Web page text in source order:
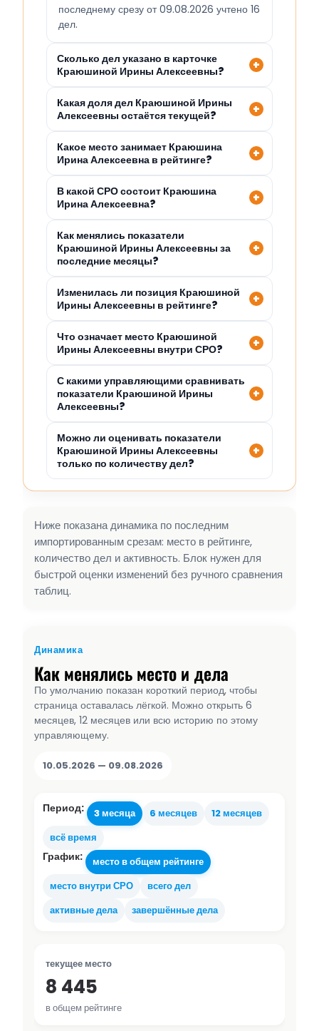
последнему срезу от 09.08.2026 учтено 16
дел.
Сколько дел указано в карточке
Краюшиной Ирины Алексеевны?
Какая доля дел Краюшиной Ирины
Алексеевны остаётся текущей?
Какое место занимает Краюшина
Ирина Алексеевна в рейтинге?
В какой СРО состоит Краюшина
Ирина Алексеевна?
Как менялись показатели
Краюшиной Ирины Алексеевны за
последние месяцы?
Изменилась ли позиция Краюшиной
Ирины Алексеевны в рейтинге?
Что означает место Краюшиной
Ирины Алексеевны внутри СРО?
С какими управляющими сравнивать
показатели Краюшиной Ирины
Алексеевны?
Можно ли оценивать показатели
Краюшиной Ирины Алексеевны
только по количеству дел?
Ниже показана динамика по последним
импортированным срезам: место в рейтинге,
количество дел и активность. Блок нужен для
быстрой оценки изменений без ручного сравнения
таблиц.
Динамика
Как менялись место и дела
По умолчанию показан короткий период, чтобы
страница оставалась лёгкой. Можно открыть 6
месяцев, 12 месяцев или всю историю по этому
управляющему.
10.05.2026 — 09.08.2026
Период: 3 месяца 6 месяцев
12 месяцев
всё время
График:
место в общем рейтинге
место внутри СРО
всего дел
активные дела
завершённые дела
текущее место
8 445
в общем рейтинге